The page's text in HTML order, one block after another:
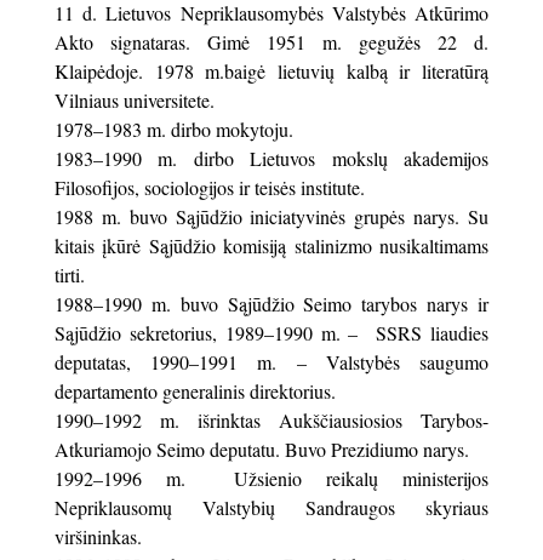
11 d. Lietuvos Nepriklausomybės Valstybės Atkūrimo
Akto signataras. Gimė 1951 m. gegužės 22 d.
Klaipėdoje. 1978 m.baigė lietuvių kalbą ir literatūrą
Vilniaus universitete.
1978–1983 m. dirbo mokytoju.
1983–1990 m. dirbo Lietuvos mokslų akademijos
Filosofijos, sociologijos ir teisės institute.
1988 m. buvo Sąjūdžio iniciatyvinės grupės narys. Su
kitais įkūrė Sąjūdžio komisiją stalinizmo nusikaltimams
tirti.
1988–1990 m. buvo Sąjūdžio Seimo tarybos narys ir
Sąjūdžio sekretorius, 1989–1990 m. – SSRS liaudies
deputatas, 1990–1991 m. – Valstybės saugumo
departamento generalinis direktorius.
1990–1992 m. išrinktas Aukščiausiosios Tarybos-
Atkuriamojo Seimo deputatu. Buvo Prezidiumo narys.
1992–1996 m. Užsienio reikalų ministerijos
Nepriklausomų Valstybių Sandraugos skyriaus
viršininkas.